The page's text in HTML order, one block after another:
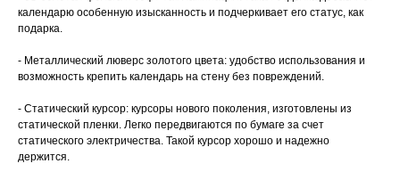
календарю особенную изысканность и подчеркивает его статус, как
подарка.
- Металлический люверс золотого цвета: удобство использования и
возможность крепить календарь на стену без повреждений.
- Статический курсор: курсоры нового поколения, изготовлены из
статической пленки. Легко передвигаются по бумаге за счет
статического электричества. Такой курсор хорошо и надежно
держится.